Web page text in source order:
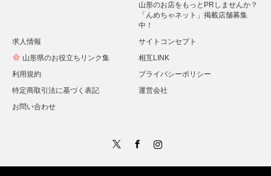
山形のお店をもっとPRしませんか？
「んめちゃネット」掲載店舗募集
中！
求人情報
サイトコンセプト
山形県のお役立ちリンク集
相互LINK
利用規約
プライバシーポリシー
特定商取引法に基づく表記
運営会社
お問い合わせ
Instagram